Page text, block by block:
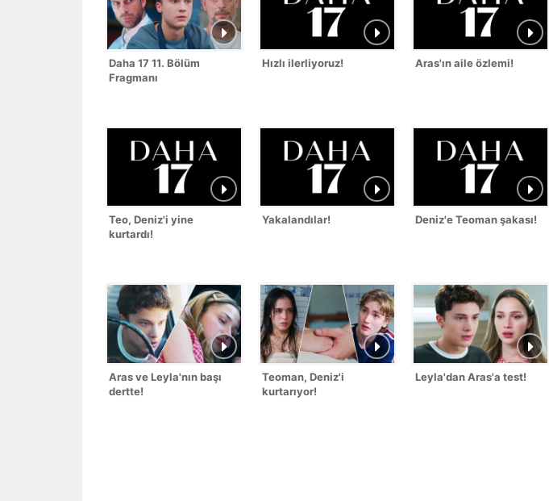
Daha 17 11. Bölüm
Fragmanı
Hızlı ilerliyoruz! Aras'ın aile özlemi!
Teo, Deniz'i yine
kurtardı!
Yakalandılar! Deniz'e Teoman şakası!
Aras ve Leyla'nın başı
dertte!
Teoman, Deniz'i
kurtarıyor!
Leyla'dan Aras'a test!